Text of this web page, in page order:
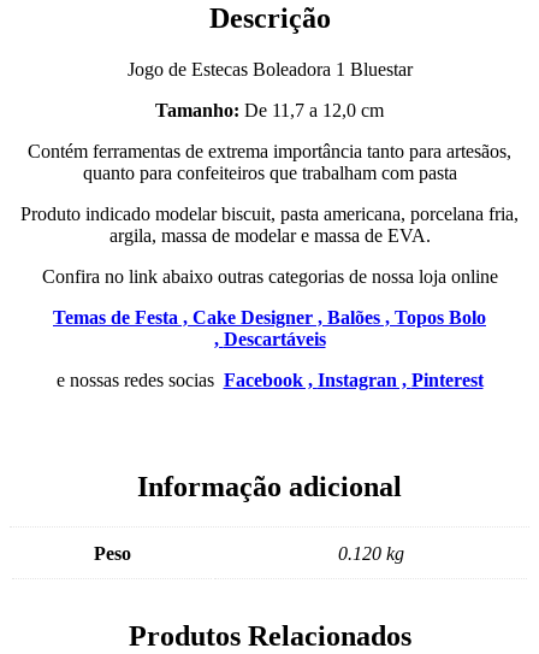
Descrição
Jogo de Estecas Boleadora 1 Bluestar
Tamanho: De 11,7 a 12,0 cm
Contém ferramentas de extrema importância tanto para artesãos,
quanto para confeiteiros que trabalham com pasta
Produto indicado modelar biscuit, pasta americana, porcelana fria,
argila, massa de modelar e massa de EVA.
Confira no link abaixo outras categorias de nossa loja online
Temas de Festa , Cake Designer , Balões , Topos Bolo
, Descartáveis
e nossas redes socias Facebook , Instagran , Pinterest
Informação adicional
Peso 0.120 kg
Produtos Relacionados